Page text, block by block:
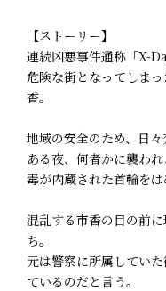
【ストーリー】
連続凶悪事件――通称「X-
危険な街となってしま
香。
地域の安全のため、日々
ある夜、何者かに襲われ
毒が内蔵された首輪をは
混乱する市香の目の前
ち。
元は警察に所属してい
ているのだと言う。